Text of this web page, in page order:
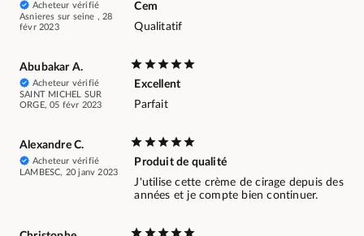
Acheteur vérifié
Asnieres sur seine , 28
févr 2023
Cem
Qualitatif
Abubakar A.
Acheteur vérifié
SAINT MICHEL SUR
ORGE, 05 févr 2023
Excellent
Parfait
Alexandre C.
Acheteur vérifié
LAMBESC, 20 janv 2023
Produit de qualité
J'utilise cette crème de cirage depuis des
années et je compte bien continuer.